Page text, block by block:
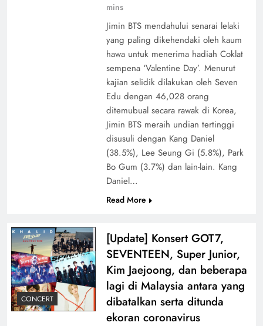
mins
Jimin BTS mendahului senarai lelaki
yang paling dikehendaki oleh kaum
hawa untuk menerima hadiah Coklat
sempena ‘Valentine Day’. Menurut
kajian selidik dilakukan oleh Seven
Edu dengan 46,028 orang
ditemubual secara rawak di Korea,
Jimin BTS meraih undian tertinggi
disusuli dengan Kang Daniel
(38.5%), Lee Seung Gi (5.8%), Park
Bo Gum (3.7%) dan lain-lain. Kang
Daniel…
Read More
CONCERT
[Update] Konsert GOT7,
SEVENTEEN, Super Junior,
Kim Jaejoong, dan beberapa
lagi di Malaysia antara yang
dibatalkan serta ditunda
ekoran coronavirus